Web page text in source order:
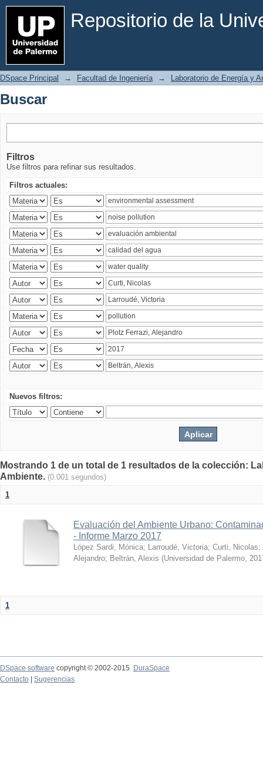
Repositorio de la
Buscar
DSpace Principal → Facultad de Ingeniería → Laboratorio de Energía y
Buscar
Filtros
Use filtros para refinar sus resultados.
Filtros actuales:
Nuevos filtros:
Mostrando 1 de un total de 1 resultados de la colección:
Ambiente. (0.001 segundos)
1
Evaluación del Ambiente Urbano:
- Informe Marzo 2017
López Sardi, Mónica; Larroudé, Victoria; Curti, Nicolas;
Alejandro; Beltrán, Alexis (Universidad de Palermo,
1
DSpace software copyright © 2002-2015
DuraSpace
Contacto
Sugerencias